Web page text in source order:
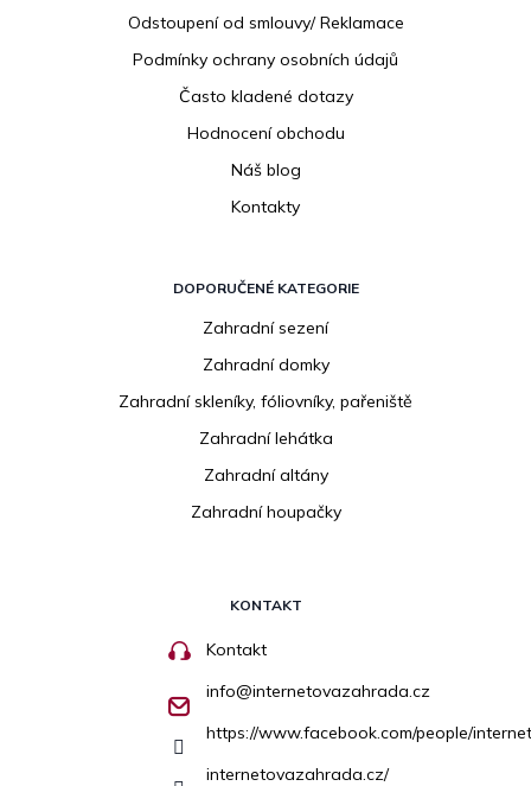
Odstoupení od smlouvy/ Reklamace
Podmínky ochrany osobních údajů
Často kladené dotazy
Hodnocení obchodu
Náš blog
Kontakty
DOPORUČENÉ KATEGORIE
Zahradní sezení
Zahradní domky
Zahradní skleníky, fóliovníky, pařeniště
Zahradní lehátka
Zahradní altány
Zahradní houpačky
KONTAKT
Kontakt
info@internetovazahrada.cz
https://www.facebook.com/people/
internetovazahrada.cz/